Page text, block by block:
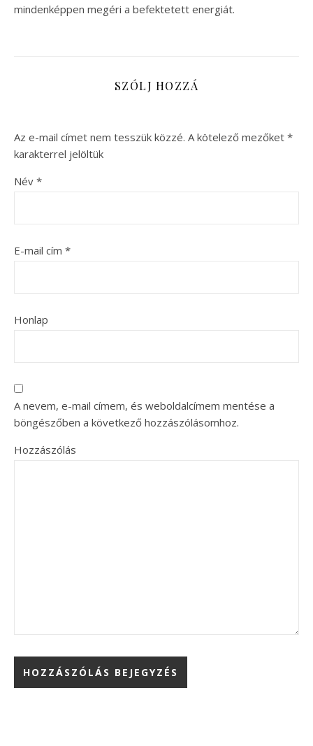
mindenképpen megéri a befektetett energiát.
SZÓLJ HOZZÁ
Az e-mail címet nem tesszük közzé. A kötelező mezőket *
karakterrel jelöltük
Név *
E-mail cím *
Honlap
A nevem, e-mail címem, és weboldalcímem mentése a
böngészőben a következő hozzászólásomhoz.
Hozzászólás